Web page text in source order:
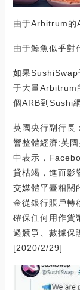
由于Arbitrum的
由于鯨魚似乎對
如果SushiSwap
于大量Arbitrum
個ARB到Sushi
英國央行副行長
響整體經濟:英
中表示，
貸枯竭，進而影
交媒體平臺相關
金從銀行賬戶轉
確保任何用作貨
過競爭、數據保
[2020/2/29]